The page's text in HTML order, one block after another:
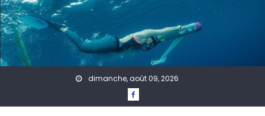
Skip to content
dimanche, août 09, 2026